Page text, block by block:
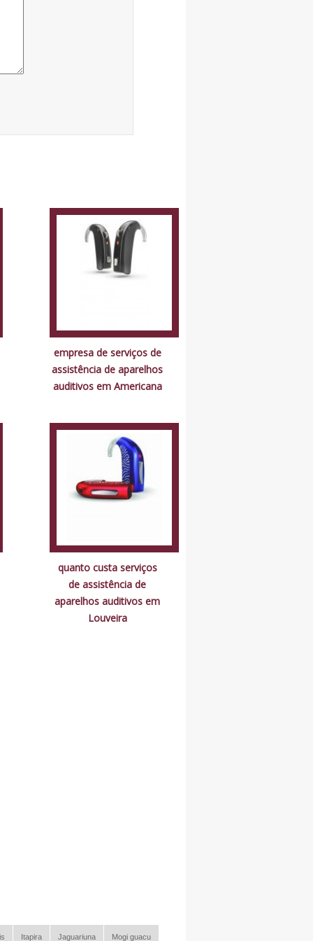
empresa de serviços de
assistência de aparelhos
auditivos em Americana
quanto custa serviços
de assistência de
aparelhos auditivos em
Louveira
Itapira Jaguariuna Mogi guacu